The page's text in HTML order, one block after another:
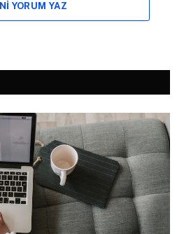
YORUM YAZ